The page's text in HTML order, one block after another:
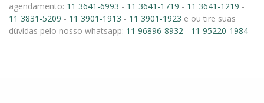
agendamento: 11 3641-6993 - 11 3641-1719 - 11 3641-1219 -
11 3831-5209 - 11 3901-1913 - 11 3901-1923 e ou tire suas
dúvidas pelo nosso whatsapp: 11 96896-8932 - 11 95220-1984